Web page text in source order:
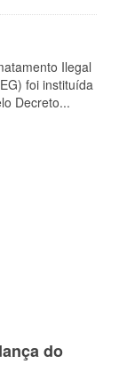
Ilegal
foi instituída
Decreto...
do